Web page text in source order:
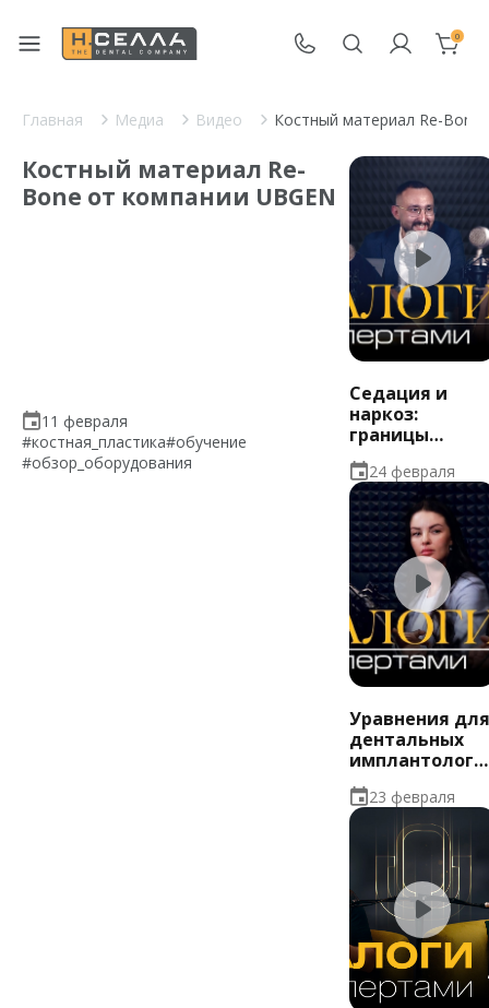
0
Главная Медиа Видео Костный материал Re-Bone
Костный материал Re-
Bone от компании UBGEN
11 февраля
#костная_пластика#обучение
#обзор_оборудования
Седация и
наркоз:
границы
комфорта
пациента и
медицинских
показаний
24 февраля
Уравнения для
дентальных
со
неизвестных
23 февраля